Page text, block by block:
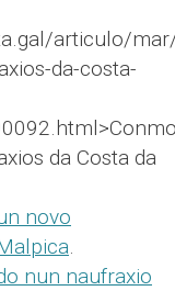
articulo/
da-costa-
da Costa da
novo
.
nun naufraxio